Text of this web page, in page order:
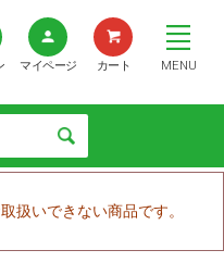
マイページ カート MENU
扱いできない商品です。